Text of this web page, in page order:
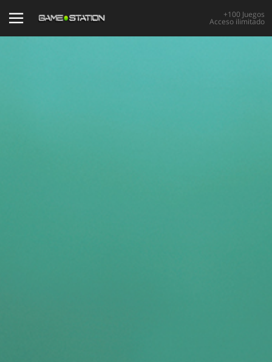
+100 Juegos
Acceso ilimitado